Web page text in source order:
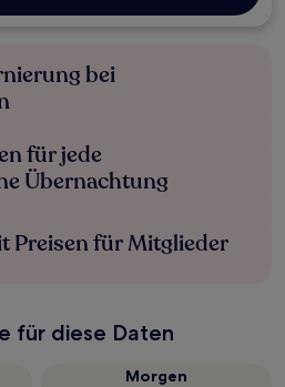
bei
für jede
Übernachtung
Preisen für Mitglieder
für diese Daten
Morgen